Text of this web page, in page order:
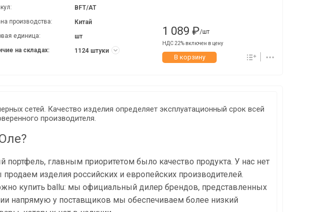
BFT/AT
производства:
Китай
единица:
шт
на складах:
1124 штуки
1 089 ₽/шт
НДС 22% включен в цену
В корзину
сетей. Качество изделия определяет эксплуатационный срок всей
производителя.
главным приоритетом было качество продукта. У нас нет
изделия российских и европейских производителей.
купить ballu: мы официальный дилер брендов, представленных
напрямую у поставщиков мы обеспечиваем более низкий